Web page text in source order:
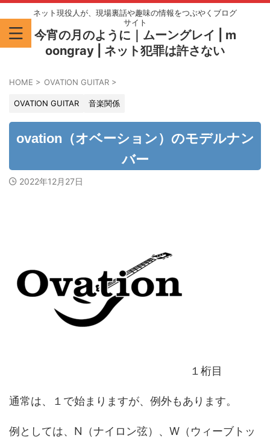
ネット現役人が、現場裏話や趣味の情報をつぶやくブログ
サイト
今宵の月のように｜ムーングレイ | m
oongray | ネット犯罪は許さない
HOME > OVATION GUITAR >
OVATION GUITAR 音楽関係
ovation（オベーション）のモデルナン
バー
2022年12月27日
１桁目
通常は、１で始まりますが、例外もあります。
例としては、N（ナイロン弦）、W（ウィーブトッ